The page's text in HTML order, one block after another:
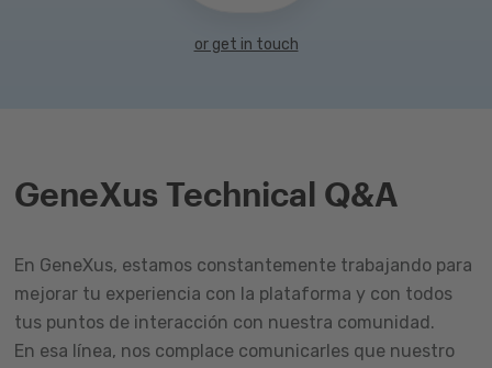
or get in touch
GeneXus Technical Q&A
En GeneXus, estamos constantemente trabajando para
mejorar tu experiencia con la plataforma y con todos
tus puntos de interacción con nuestra comunidad.
En esa línea, nos complace comunicarles que nuestro